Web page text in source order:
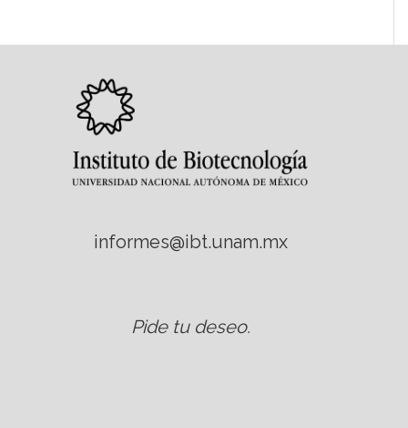
informes@ibt.unam.mx
Pide tu deseo.